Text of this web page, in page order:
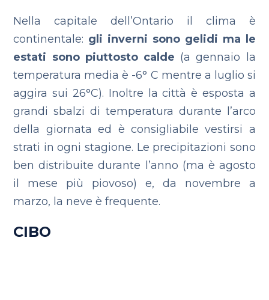
Nella capitale dell’Ontario il clima è
continentale: gli inverni sono gelidi ma le
estati sono piuttosto calde (a gennaio la
temperatura media è -6° C mentre a luglio si
aggira sui 26°C). Inoltre la città è esposta a
grandi sbalzi di temperatura durante l’arco
della giornata ed è consigliabile vestirsi a
strati in ogni stagione. Le precipitazioni sono
ben distribuite durante l’anno (ma è agosto
il mese più piovoso) e, da novembre a
marzo, la neve è frequente.
CIBO